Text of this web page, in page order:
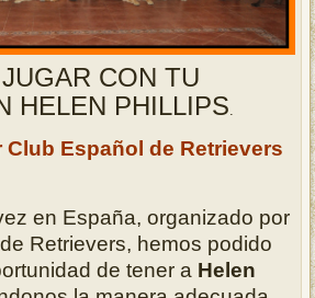
CON TU
HELEN PHILLIPS
Español de Retrievers
en España, organizado por
Retrievers, hemos podido
de tener a Helen